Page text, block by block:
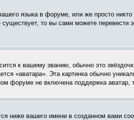
языка в форуме, или же просто
то вы сами можете
к вашему званию, обычно это
«аватара». Эта картинка обычно
форуме не включена поддержка
ниже вашего имени в созданном вами